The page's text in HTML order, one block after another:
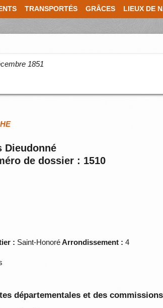
TRANSPORTÉS GRÂCES LIEUX DE
1851
Dieudonné
de dossier : 1510
: Saint-HonoréArrondissement : 4
départementales et des